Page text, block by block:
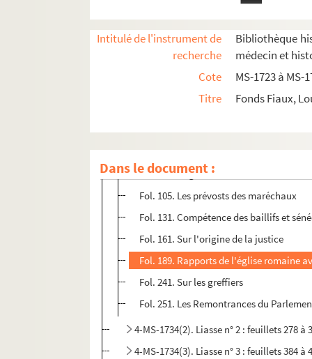
Intitulé de l'instrument de
recherche
Bibliothèque
médecin et
Cote
MS-1723 à MS-
Titre
Fonds Fiaux,
Dans le document :
8-MS-1734(1). Liasse n° 1 : feuillets 1 à 277
Fol. 1. Œuvres du Chancelier
Fol. 51. Cas royaux
Fol. 70. Lieutenance de police en
Fol. 85. Religionnaires
Fol. 105. Les prévosts des maréchaux
Fol. 131. Compétence des baillifs et
Fol. 161. Sur l'origine de la justice
Fol. 189. Rapports de l'église romaine
Fol. 241. Sur les greffiers
Fol. 251. Les Remontrances du
4-MS-1734(2). Liasse n° 2 : feuillets 278 à
4-MS-1734(3). Liasse n° 3 : feuillets 384 à